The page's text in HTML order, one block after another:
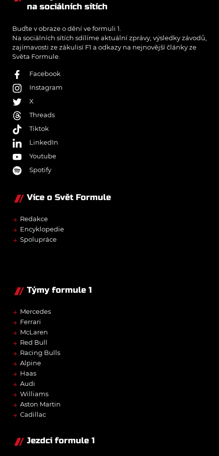
na sociálních sítích
Buďte v obraze o dění ve formuli 1.
Na sociálních sítích sdílíme aktuální zprávy, výsledky závodů,
zajímavosti ze zákulisí F1 a odkazy na nejnovější články ze
Světa Formule.
Facebook
Instagram
X
Threads
Tiktok
LinkedIn
Youtube
Spotify
Více o Svět Formule
→ Redakce
→ Encyklopedie
→ Spolupráce
Týmy formule 1
→ Mercedes
→ Ferrari
→ McLaren
→ Red Bull
→ Racing Bulls
→ Alpine
→ Haas
→ Audi
→ Williams
→ Aston Martin
→ Cadillac
Jezdci formule 1